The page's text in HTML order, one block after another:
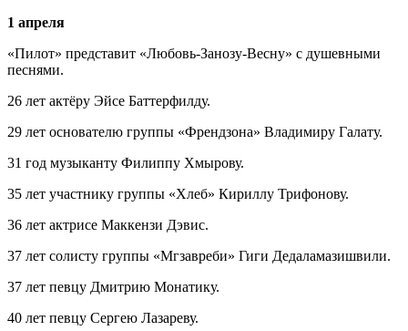
1 апреля
«Пилот» представит «Любовь-Занозу-Весну» с душевными
песнями.
26 лет актёру Эйсе Баттерфилду.
29 лет основателю группы «Френдзона» Владимиру Галату.
31 год музыканту Филиппу Хмырову.
35 лет участнику группы «Хлеб» Кириллу Трифонову.
36 лет актрисе Маккензи Дэвис.
37 лет солисту группы «Мгзавреби» Гиги Дедаламазишвили.
37 лет певцу Дмитрию Монатику.
40 лет певцу Сергею Лазареву.